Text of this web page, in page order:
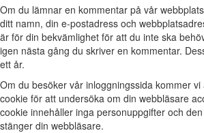
Om du lämnar en kommentar på vår
ditt namn, din e-postadress och
är för din bekvämlighet för att du inte ska
igen nästa gång du skriver en kommentar.
ett år.
Om du besöker vår inloggningssida kommer vi
cookie för att undersöka om din webbläsare
cookie innehåller inga personuppgifter och
stänger din webbläsare.